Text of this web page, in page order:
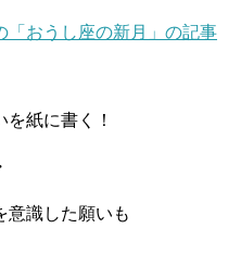
「おうし座の新月」の記事
紙に書く！
意識した願いも